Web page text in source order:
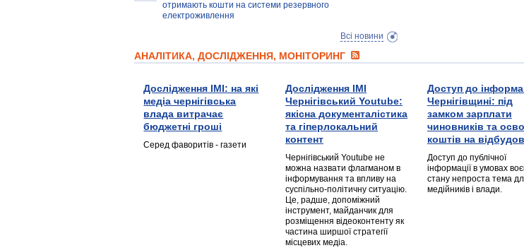
отримають кошти на системи резервного
електроживлення
Всі новини
АНАЛІТИКА, ДОСЛІДЖЕННЯ, МОНІТОРИНГ
Дослідження ІМІ: на які
медіа чернігівська
влада витрачає
бюджетні гроші
Серед фаворитів - газети
Дослідження ІМІ
Чернігівський Youtube:
якісна документалістика
та гіперлокальний
контент
Чернігівський Youtube не
можна назвати флагманом в
інформування та впливу на
суспільно-політичну ситуацію.
Це, радше, допоміжний
інструмент, майданчик для
розміщення відеоконтенту як
частина ширшої стратегії
місцевих медіа.
Доступ до
Чернігівщині: під
замком зарплати
чиновників та
коштів на
Доступ до публічної
інформації в умовах
стану непроста тема
медійників і влади.